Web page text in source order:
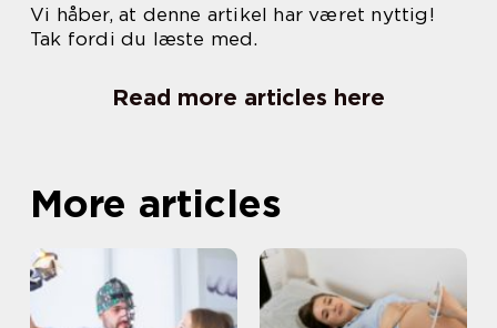
Vi håber, at denne artikel har været nyttig!
Tak fordi du læste med.
Read more articles here
More articles